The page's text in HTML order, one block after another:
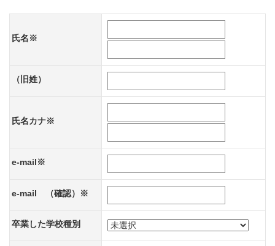
氏名※
（旧姓）
氏名カナ※
e-mail※
e-mail （確認）※
卒業した学校種別